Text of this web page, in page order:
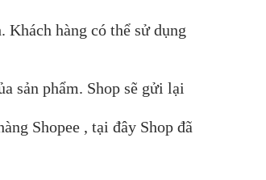
Khách hàng có thể sử dụng
sản phẩm. Shop sẽ gửi lại
Shopee , tại đây Shop đã